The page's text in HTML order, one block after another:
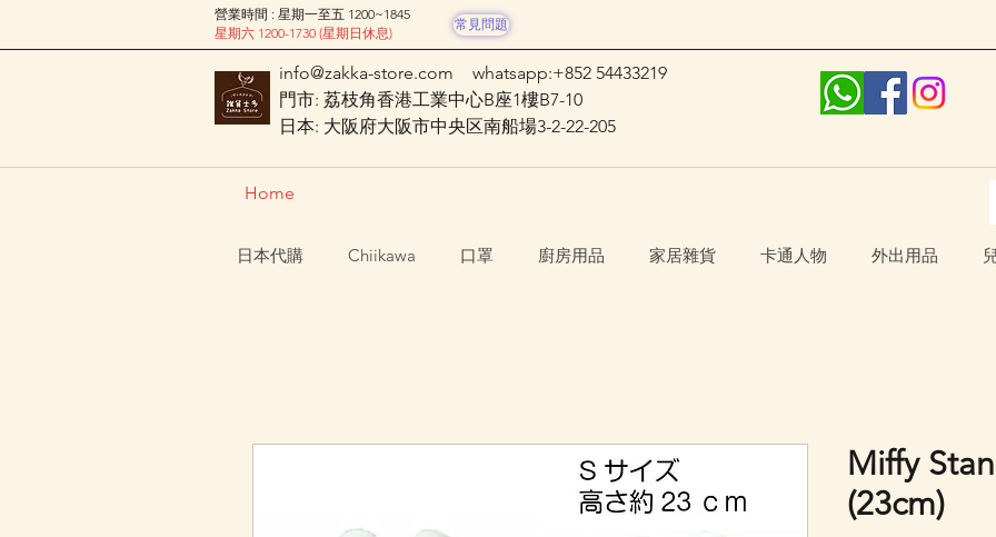
營業時間 : 星期一至五 1200~1845
星期六 1200-1730 (星期日休息)
常見問題
info@zakka-store.com
whatsapp:+852 54433219
門市: 荔枝角香港工業中心B座1樓B7-10
日本: 大阪府大阪市中央区南船場3-2-22-205
Home
日本代購 Chiikawa 口罩 廚房用品 家居雜貨 卡通人物 外出用品
Miffy
(23cm)